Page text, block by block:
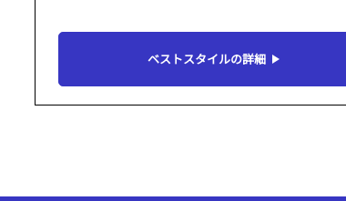
ベストスタイルの詳細